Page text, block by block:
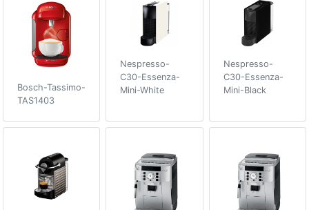
Bosch-Tassimo-
TAS1403
Nespresso-
C30-Essenza-
Mini-White
Nespresso-
C30-Essenza-
Mini-Black